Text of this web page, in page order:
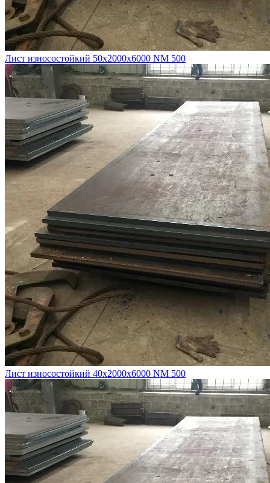
Лист износостойкий 50х2000х6000 NM 500
Лист износостойкий 40х2000х6000 NM 500